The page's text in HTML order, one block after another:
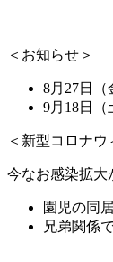
＜お知らせ＞
8月27日（
9月18日（
＜新型コロナ
今なお感染拡大
園児の同
兄弟関係